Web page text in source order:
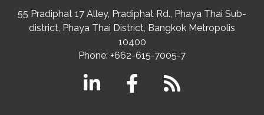
55 Pradiphat 17 Alley, Pradiphat Rd., Phaya Thai Sub-
district Phaya Thai District, Bangkok Metropolis
10400
Phone: +662-615-7005-7